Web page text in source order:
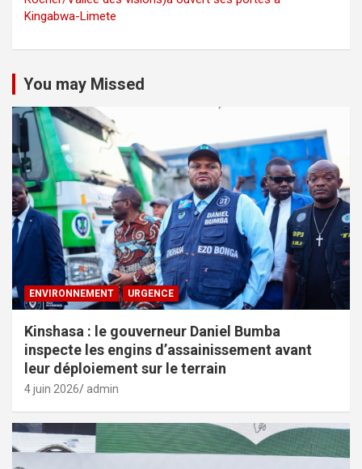
Kingabwa-Limete
You may Missed
ENVIRONNEMENT URGENCE
Kinshasa : le gouverneur Daniel Bumba
inspecte les engins d’assainissement avant
leur déploiement sur le terrain
4 juin 2026 admin